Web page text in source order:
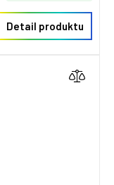
Detail produktu